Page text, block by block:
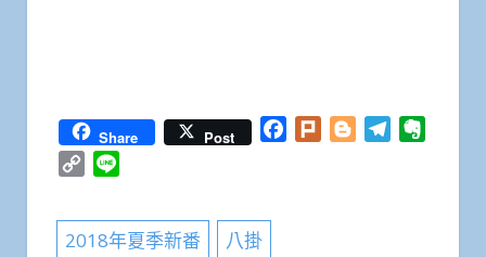
Share Post Facebook
Plurk BloggerTelegram
Copy
2018年夏季新番
八掛